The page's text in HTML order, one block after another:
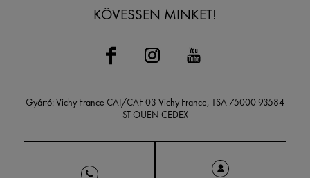
KÖVESSEN MINKET!
Gyártó: Vichy France CAI/CAF 03 Vichy France, TSA 75000 93584
ST OUEN CEDEX